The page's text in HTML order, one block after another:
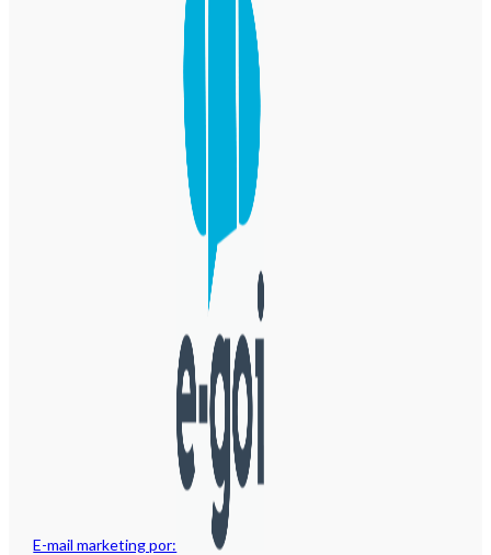
E-mail marketing por: